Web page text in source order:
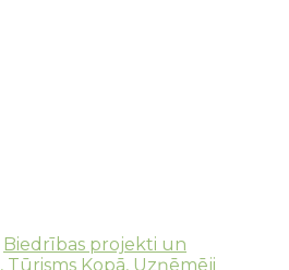
Biedrības projekti un
, Tūrisms Kopā, Uzņēmēji